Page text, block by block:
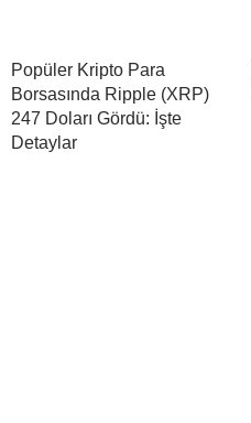
Popüler Kripto Para
Borsasında Ripple (XRP)
247 Doları Gördü: İşte
Detaylar